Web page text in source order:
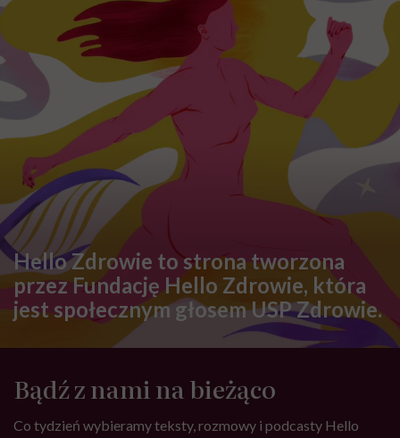
Hello Zdrowie to strona tworzona
przez Fundację Hello Zdrowie, która
jest społecznym głosem USP Zdrowie.
Bądź z nami na bieżąco
Co tydzień wybieramy teksty, rozmowy i podcasty Hello